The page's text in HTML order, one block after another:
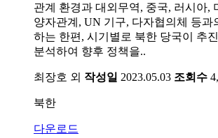
관계 환경과 대외무역, 중국, 러시아,
양자관계, UN 기구, 다자협의체 등과
하는 한편, 시기별로 북한 당국이 추
분석하여 향후 정책을..
최장호 외 작성일 2023.05.03 조회수
북한
다운로드